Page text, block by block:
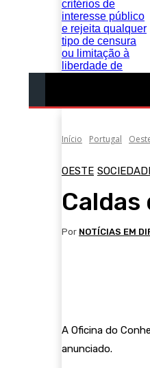
Início Portugal
OESTE
Por NOTÍCIAS EM
A Oficina do
anunciado.